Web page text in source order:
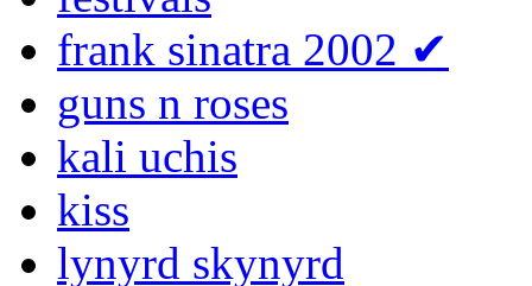
frank sinatra 2002 ✔
guns n roses
kali uchis
kiss
lynyrd skynyrd